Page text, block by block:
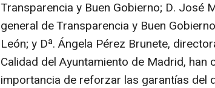
Transparencia y Buen Gobierno; D. José
general de Transparencia y Buen
León; y Dª. Ángela Pérez Brunete,
Calidad del Ayuntamiento de Madrid,
importancia de reforzar las garantías del